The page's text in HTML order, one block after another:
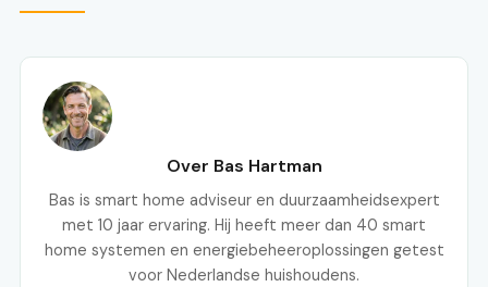
Over Bas Hartman
Bas is smart home adviseur en duurzaamheidsexpert
met 10 jaar ervaring. Hij heeft meer dan 40 smart
home systemen en energiebeheeroplossingen getest
voor Nederlandse huishoudens.